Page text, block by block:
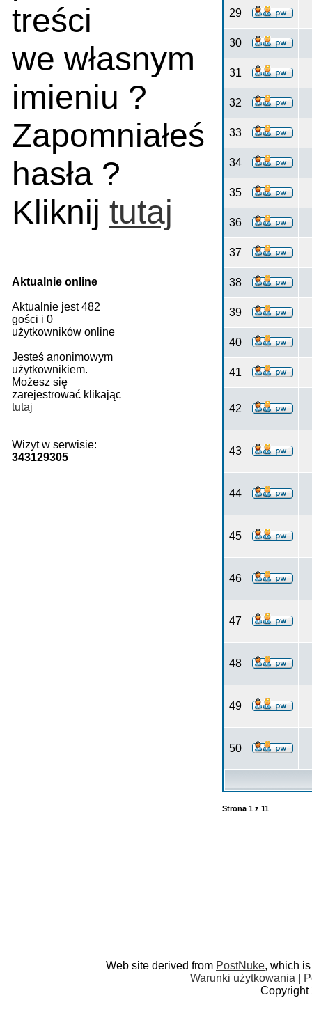
treści
we własnym
imieniu ?
Zapomniałeś
hasła ?
Kliknij tutaj
Aktualnie online
Aktualnie jest 482
gości i 0
użytkowników online
Jesteś anonimowym
użytkownikiem.
Możesz się
zarejestrować klikając
tutaj
Wizyt w serwisie:
343129305
29
30
31
32
33
34
35
36
37
38
39
40
41
42
43
44
45
46
47
48
49
50
Strona 1z 11
Web site derived from PostNuke, which
Warunki użytkowania
Copyright